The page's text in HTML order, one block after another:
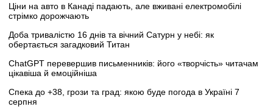
Ціни на авто в Канаді падають, але вживані електромобілі
стрімко дорожчають
Доба тривалістю 16 днів та вічний Сатурн у небі: як
обертається загадковий Титан
ChatGPT перевершив письменників: його «творчість» читачам
цікавіша й емоційніша
Спека до +38, грози та град: якою буде погода в Україні 7
серпня